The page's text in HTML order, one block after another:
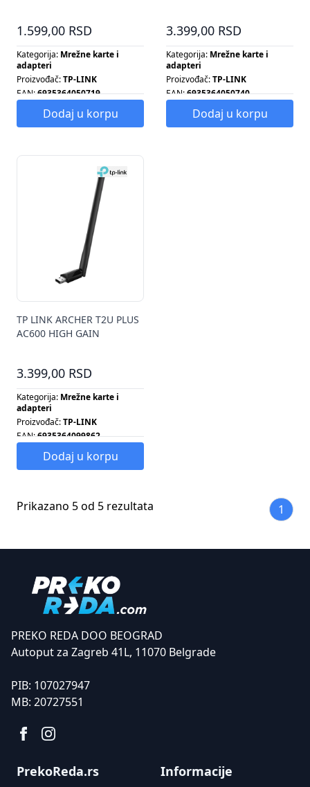
1.599,00 RSD
Kategorija: Mrežne karte i
adapteri
Proizvođač:TP-LINK
EAN:6935364050719
Tip antene:
INTERNA
Dodaj u korpu
3.399,00 RSD
Kategorija: Mrežne karte i
adapteri
Proizvođač:TP-LINK
EAN:6935364050740
Broj antena:
Tip antene:SPOLJAŠNJA
Dodaj u korpu
TP LINK ARCHER T2U PLUS
AC600 HIGH GAIN
3.399,00 RSD
Kategorija: Mrežne karte i
adapteri
Proizvođač:TP-LINK
EAN:6935364099862
Broj antena:
Tip antene:SPOLJAŠNJA
Dodaj u korpu
Prikazano 5 od 5 rezultata 1
PREKO REDA DOO BEOGRAD
Autoput za Zagreb 41L, 11070 Belgrade
PIB: 107027947
MB: 20727551
PrekoReda.rs
Informacije